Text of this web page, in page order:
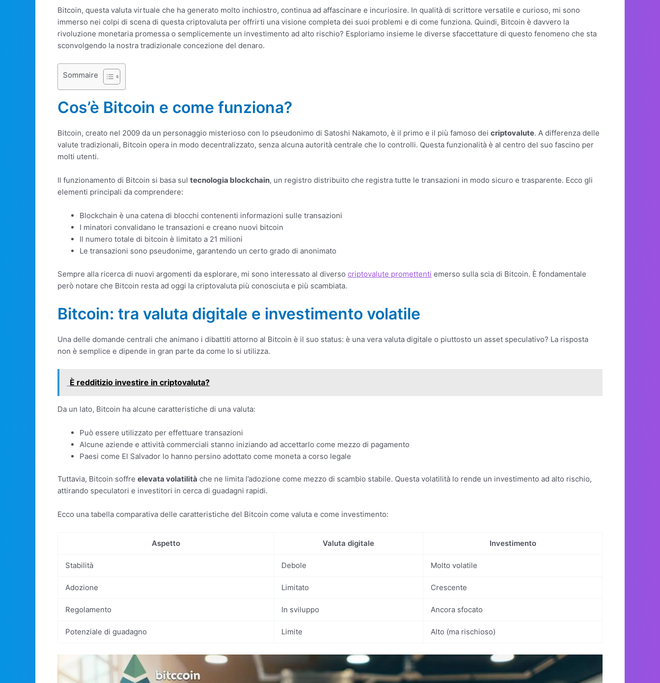
Bitcoin, questa valuta virtuale che ha generato molto inchiostro, continua ad affascinare e incuriosire. In qualità di scrittore versatile e curioso, mi sono
immerso nei colpi di scena di questa criptovaluta per offrirti una visione completa dei suoi problemi e di come funziona. Quindi, Bitcoin è davvero la
rivoluzione monetaria promessa o semplicemente un investimento ad alto rischio? Esploriamo insieme le diverse sfaccettature di questo fenomeno che sta
sconvolgendo la nostra tradizionale concezione del denaro.
Sommaire
Cos’è Bitcoin e come funziona?
Bitcoin, creato nel 2009 da un personaggio misterioso con lo pseudonimo di Satoshi Nakamoto, è il primo e il più famoso dei criptovalute. A differenza delle
valute tradizionali, Bitcoin opera in modo decentralizzato, senza alcuna autorità centrale che lo controlli. Questa funzionalità è al centro del suo fascino per
molti utenti.
Il funzionamento di Bitcoin si basa sul tecnologia blockchain, un registro distribuito che registra tutte le transazioni in modo sicuro e trasparente. Ecco gli
elementi principali da comprendere:
Blockchain è una catena di blocchi contenenti informazioni sulle transazioni
I minatori convalidano le transazioni e creano nuovi bitcoin
Il numero totale di bitcoin è limitato a 21 milioni
Le transazioni sono pseudonime, garantendo un certo grado di anonimato
Sempre alla ricerca di nuovi argomenti da esplorare, mi sono interessato al diverso criptovalute promettenti emerso sulla scia di Bitcoin. È fondamentale
però notare che Bitcoin resta ad oggi la criptovaluta più conosciuta e più scambiata.
Bitcoin: tra valuta digitale e investimento volatile
Una delle domande centrali che animano i dibattiti attorno al Bitcoin è il suo status: è una vera valuta digitale o piuttosto un asset speculativo? La risposta
non è semplice e dipende in gran parte da come lo si utilizza.
È redditizio investire in criptovaluta?
Da un lato, Bitcoin ha alcune caratteristiche di una valuta:
Può essere utilizzato per effettuare transazioni
Alcune aziende e attività commerciali stanno iniziando ad accettarlo come mezzo di pagamento
Paesi come El Salvador lo hanno persino adottato come moneta a corso legale
Tuttavia, Bitcoin soffre elevata volatilità che ne limita l’adozione come mezzo di scambio stabile. Questa volatilità lo rende un investimento ad alto rischio,
attirando speculatori e investitori in cerca di guadagni rapidi.
Ecco una tabella comparativa delle caratteristiche del Bitcoin come valuta e come investimento:
Aspetto Valuta digitale Investimento
Stabilità Debole Molto volatile
Adozione Limitato Crescente
Regolamento In sviluppo Ancora sfocato
Potenziale di guadagno Limite Alto (ma rischioso)